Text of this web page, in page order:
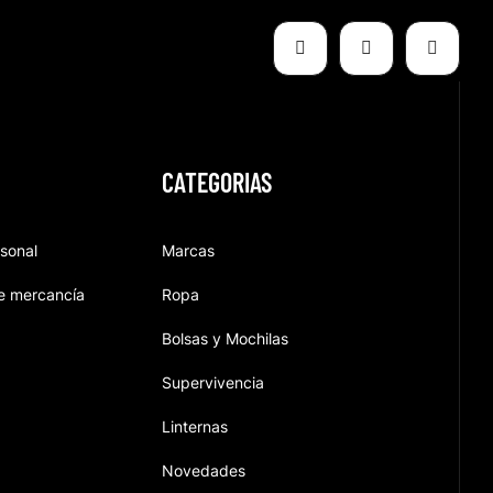
mercancía
CATEGORIAS
Marcas
Ropa
Bolsas y Mochilas
Supervivencia
Linternas
Novedades